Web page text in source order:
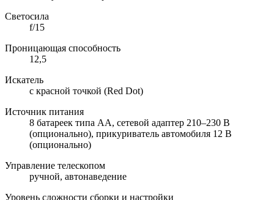
Светосила
f/15
Проницающая способность
12,5
Искатель
с красной точкой (Red Dot)
Источник питания
8 батареек типа АА, сетевой адаптер 210–230 В
(опционально), прикуриватель автомобиля 12 В
(опционально)
Управление телескопом
ручной, автонаведение
Уровень сложности сборки и настройки